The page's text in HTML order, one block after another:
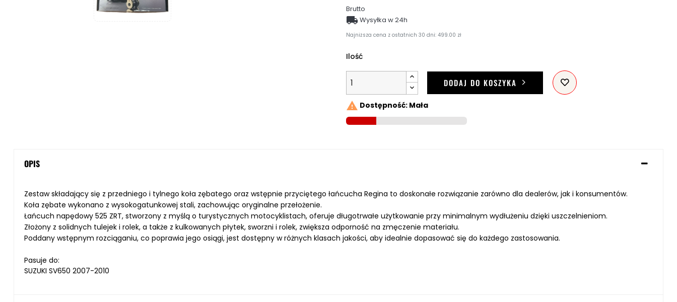
Brutto
Najniższa cena z ostatnich 30 dni: 499.00 zł
 Wysyłka w 24h
Ilość
DODAJ DO KOSZYKA
 Dostępność: Mała
OPIS
Zestaw składający się z przedniego i tylnego koła zębatego oraz wstępnie przyciętego łańcucha Regina to doskonałe rozwiązanie zarówno dla dealerów, jak i konsumentów.
Koła zębate wykonano z wysokogatunkowej stali, zachowując oryginalne przełożenie.
Łańcuch napędowy 525 ZRT, stworzony z myślą o turystycznych motocyklistach, oferuje długotrwałe użytkowanie przy minimalnym wydłużeniu dzięki uszczelnieniom.
Złożony z solidnych tulejek i rolek, a także z kulkowanych płytek, sworzni i rolek, zwiększa odporność na zmęczenie materiału.
Poddany wstępnym rozciąganiu, co poprawia jego osiągi, jest dostępny w różnych klasach jakości, aby idealnie dopasować się do każdego zastosowania.
Pasuje do:
SUZUKI SV650 2007-2010